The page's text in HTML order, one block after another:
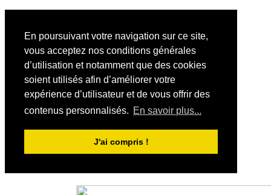
En poursuivant votre navigation sur ce site,
vous acceptez nos conditions générales
d’utilisation et notamment que des cookies
soient utilisés afin d’améliorer votre
expérience d’utilisateur et de vous offrir des
contenus personnalisés. En savoir plus...
J'ai compris !